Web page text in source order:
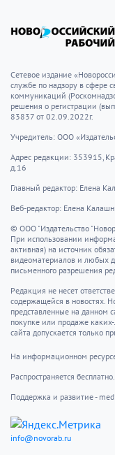
Сетевое издание
службе по надзору в сфере
коммуникаций
решения о регистрации
83837 от 02.09.2022г.
Учредитель: ООО
Адрес редакции: 353915,
д.16
Главный редактор: Елена
Веб-редактор: Елена
© ООО "Издательство
При использовании
активная) на источник
видеоматериалов и любых
письменного разрешения
Редакция не несет
содержащейся в новостях.
представленные на данном
покупке или продаже
сайта допускается только
На информационном
Распространяется
Поддержка и развитие -
info@novorab.ru